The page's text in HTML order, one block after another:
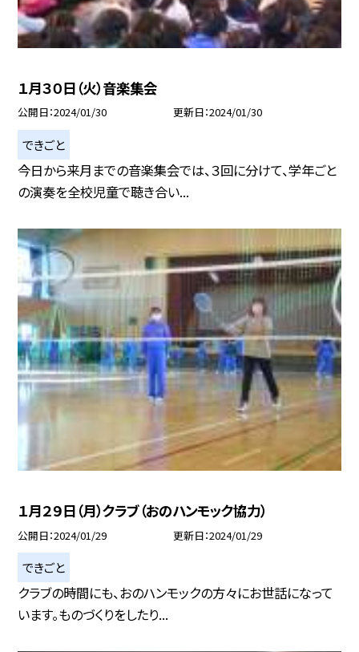
１月３０日（火）音楽集会
公開日 2024/01/30 更新日 2024/01/30
できごと
今日から来月までの音楽集会では、３回に分けて、学年ごと
の演奏を全校児童で聴き合い...
１月２９日（月）クラブ（おのハンモック協力）
公開日 2024/01/29 更新日 2024/01/29
できごと
クラブの時間にも、おのハンモックの方々にお世話になって
います。ものづくりをしたり...